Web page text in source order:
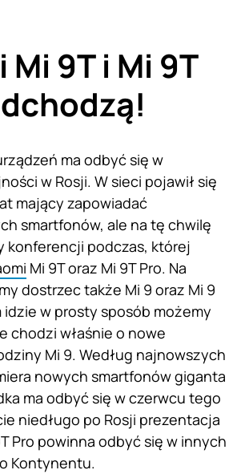
9T i Mi 9T
ma odbyć się w
w Rosji. W sieci pojawił się
mający zapowiadać
smartfonów, ale na tę chwilę
konferencji podczas, której
Mi 9T oraz Mi 9T Pro. Na
dostrzec także Mi 9 oraz Mi 9
idzie w prosty sposób możemy
chodzi właśnie o nowe
Mi 9. Według najnowszych
nowych smartfonów giganta
ma odbyć się w czerwcu tego
niedługo po Rosji prezentacja
Pro powinna odbyć się w innych
Kontynentu.